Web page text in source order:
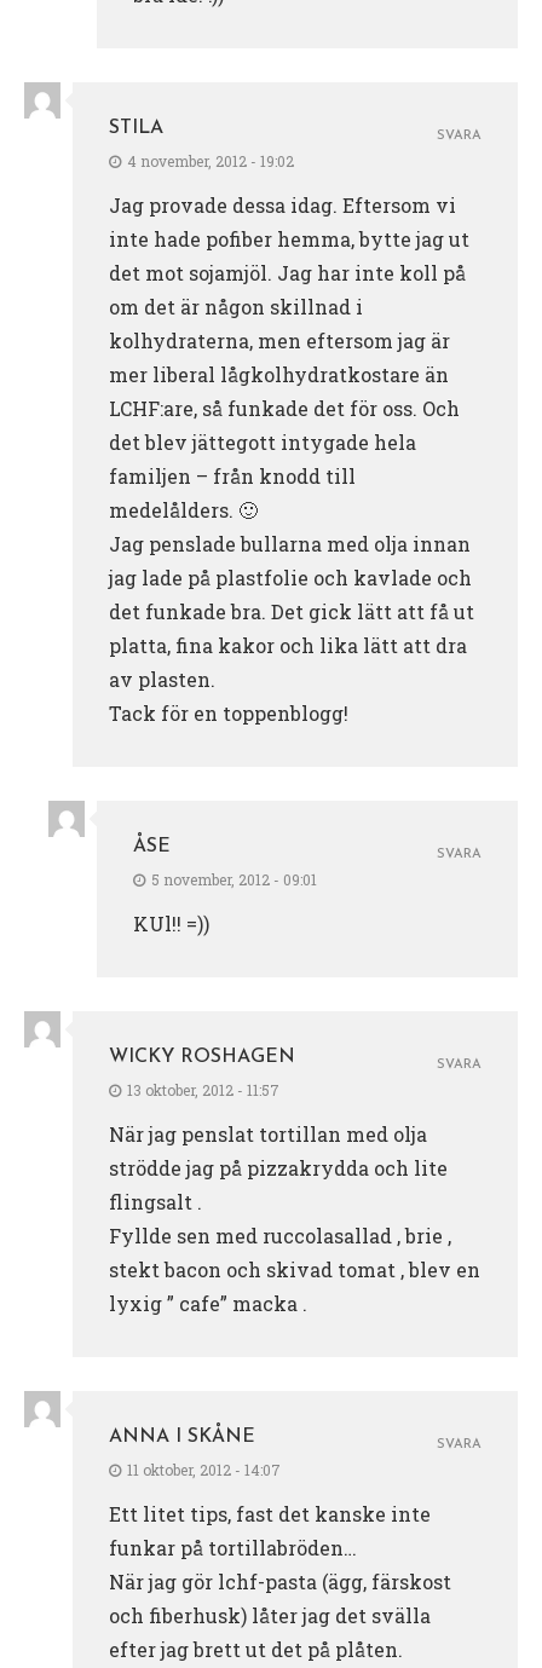
STILA
4 november, 2012 - 19:02
Jag provade dessa idag. Eftersom vi
inte hade pofiber hemma, bytte jag ut
det mot sojamjöl. Jag har inte koll på
om det är någon skillnad i
kolhydraterna, men eftersom jag är
mer liberal lågkolhydratkostare än
LCHF:are, så funkade det för oss. Och
det blev jättegott intygade hela
familjen – från knodd till
medelålders. 🙂
Jag penslade bullarna med olja innan
jag lade på plastfolie och kavlade och
det funkade bra. Det gick lätt att få ut
platta, fina kakor och lika lätt att dra
av plasten.
Tack för en toppenblogg!
SVARA
ÅSE
5 november, 2012 - 09:01
KUl!! =))
SVARA
WICKY ROSHAGEN
13 oktober, 2012 - 11:57
När jag penslat tortillan med olja
strödde jag på pizzakrydda och lite
flingsalt .
Fyllde sen med ruccolasallad , brie ,
stekt bacon och skivad tomat , blev en
lyxig ” cafe” macka .
SVARA
ANNA I SKÅNE
11 oktober, 2012 - 14:07
Ett litet tips, fast det kanske inte
funkar på tortillabröden…
När jag gör lchf-pasta (ägg, färskost
och fiberhusk) låter jag det svälla
efter jag brett ut det på plåten.
SVARA